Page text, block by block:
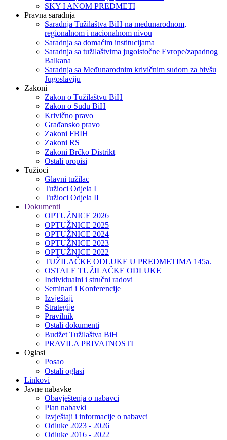
SKY I ANOM PREDMETI
Pravna saradnja
Saradnja Tužilaštva BiH na međunarodnom,
regionalnom i nacionalnom nivou
Saradnja sa domaćim institucijama
Saradnja sa tužilaštvima jugoistočne Evrope/zapadnog
Balkana
Saradnja sa Međunarodnim krivičnim sudom za bivšu
Jugoslaviju
Zakoni
Zakon o Тužilaštvu BiH
Zakon o Sudu BiH
Krivično pravo
Građansko pravo
Zakoni FBIH
Zakoni RS
Zakoni Brčko Distrikt
Ostali propisi
Tužioci
Glavni tužilac
Tužioci Odjela I
Tužioci Odjela II
Dokumenti
OPTUŽNICE 2026
OPTUŽNICE 2025
OPTUŽNICE 2024
OPTUŽNICE 2023
OPTUŽNICE 2022
TUŽILAČKE ODLUKE U PREDMETIMA 145a.
OSTALE TUŽILAČKE ODLUKE
Individualni i stručni radovi
Seminari i Konferencije
Izvještaji
Strategije
Pravilnik
Ostali dokumenti
Budžet Tužilaštva BiH
PRAVILA PRIVATNOSTI
Oglasi
Posao
Ostali oglasi
Linkovi
Javne nabavke
Obavještenja o nabavci
Plan nabavki
Izvještaji i informacije o nabavci
Odluke 2023 - 2026
Odluke 2016 - 2022